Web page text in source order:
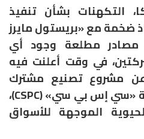
التكهنات بشأن تنفيذ
ضخمة مع «بريستول مايرز
مطلعة وجود أي
في وقت أعلنت فيه
عن مشروع تصنيع مشترك
جديد في الصين مع شركة «سي إس بي سي» (CSPC)،
الموجهة للأسواق